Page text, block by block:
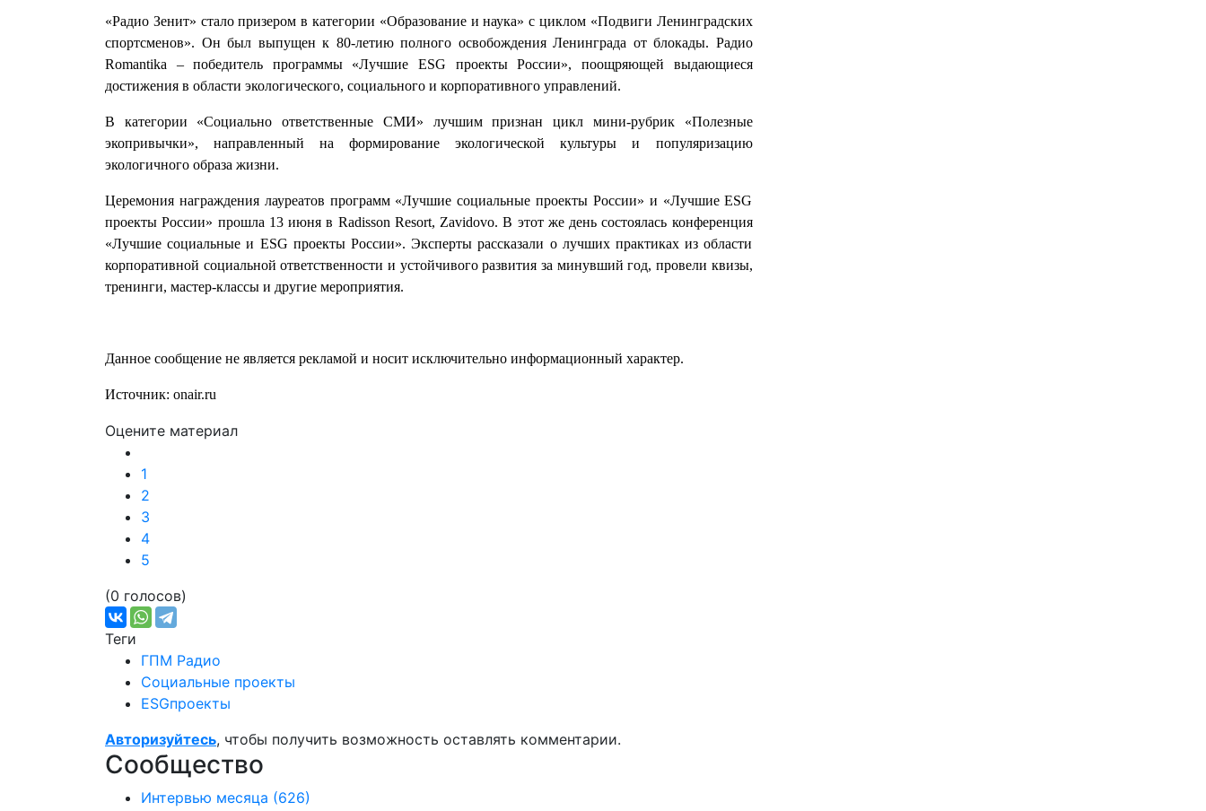
«Радио Зенит» стало призером в категории «Образование и наука» с циклом «Подвиги Ленинградских
спортсменов». Он был выпущен к 80-летию полного освобождения Ленинграда от блокады. Радио
Romantika – победитель программы «Лучшие ESG проекты России», поощряющей выдающиеся
достижения в области экологического, социального и корпоративного управлений.
В категории «Социально ответственные СМИ» лучшим признан цикл мини-рубрик «Полезные
экопривычки», направленный на формирование экологической культуры и популяризацию
экологичного образа жизни.
Церемония награждения лауреатов программ «Лучшие социальные проекты России» и «Лучшие ESG
проекты России» прошла 13 июня в Radisson Resort, Zavidovo. В этот же день состоялась конференция
«Лучшие социальные и ESG проекты России». Эксперты рассказали о лучших практиках из области
корпоративной социальной ответственности и устойчивого развития за минувший год, провели квизы,
тренинги, мастер-классы и другие мероприятия.
Данное сообщение не является рекламой и носит исключительно информационный характер.
Источник: onair.ru
Оцените материал
1
2
3
4
5
(0 голосов)
Теги
ГПМ Радио
Социальные проекты
ESGпроекты
Авторизуйтесь, чтобы получить возможность оставлять комментарии.
Сообщество
Интервью месяца (626)